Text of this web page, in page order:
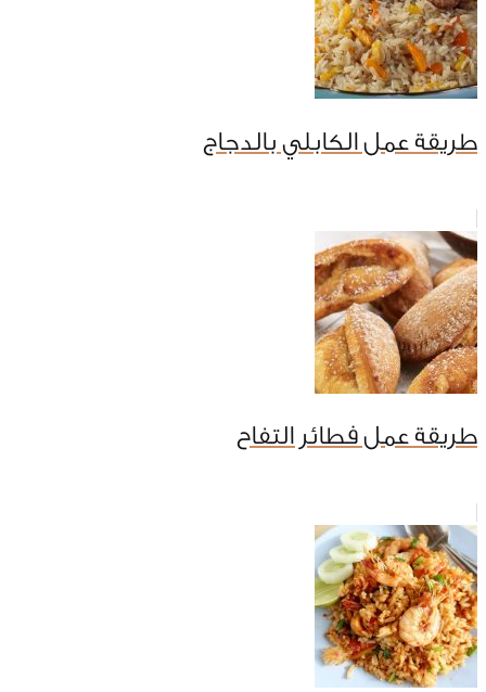
طريقة عمل الكابلي بالدجاج
طريقة عمل فطائر التفاح